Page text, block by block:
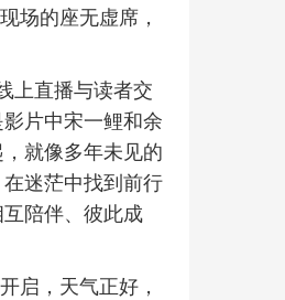
场的座无虚席，
上直播与读者交
片中宋一鲤和余
就像多年未见的
迷茫中找到前行
陪伴、彼此成
启，天气正好，